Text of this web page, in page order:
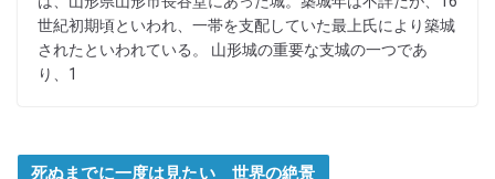
世紀初期頃といわれ、一帯を支配していた最上氏により築城
されたといわれている。 山形城の重要な支城の一つであ
り、1
死ぬまでに一度は見たい 世界の絶景